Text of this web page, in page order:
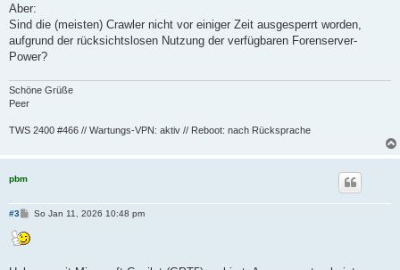
Aber:
Sind die (meisten) Crawler nicht vor einiger Zeit ausgesperrt worden,
aufgrund der rücksichtslosen Nutzung der verfügbaren Forenserver-
Power?
Schöne Grüße
Peer
TWS 2400 #466 // Wartungs-VPN: aktiv // Reboot: nach Rücksprache
pbm
#3
BSo Jan 11, 2026 10:48 pm